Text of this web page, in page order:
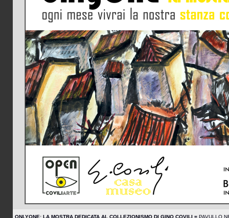
ONLYONE: LA MOSTRA DEDICATA AL COLLEZIONISMO DI GINO COVILI = PAVULLO